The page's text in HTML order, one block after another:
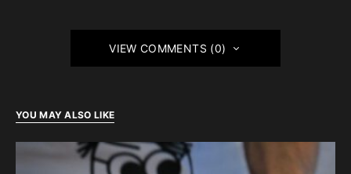
VIEW COMMENTS (0)
YOU MAY ALSO LIKE